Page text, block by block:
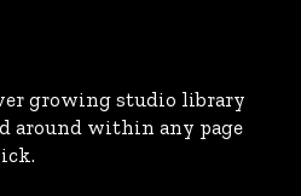
growing studio library
around within any page